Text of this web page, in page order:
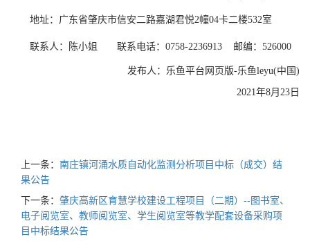
地址：广东省肇庆市信安二路嘉湖君悦2幢04卡二楼532室
联系人：陈小姐 联系电话： 0758-2236913 邮编： 526000
发布人：乐鱼平台网页版-乐鱼leyu(中国)
2021年8月23日
上一条： 南庄镇河涌水质自动化监测分析项目中标（成交）结
果公告
下一条： 肇庆高新区育慧学校建设工程项目（二期）--图书室、
电子阅览室、教师阅览室、学生阅览室等教学配套设备采购项
目中标结果公告